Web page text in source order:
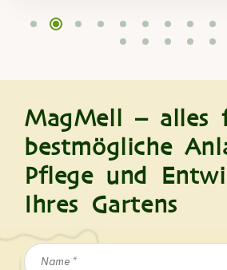
MagMell – alles
bestmögliche
Pflege und
Ihres Gartens